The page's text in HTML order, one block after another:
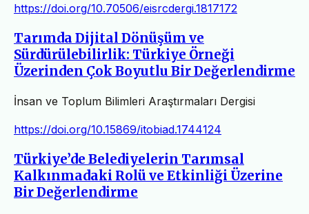
https://doi.org/10.70506/eisrcdergi.1817172
Tarımda Dijital Dönüşüm ve
Sürdürülebilirlik: Türkiye Örneği
Üzerinden Çok Boyutlu Bir Değerlendirme
İnsan ve Toplum Bilimleri Araştırmaları Dergisi
https://doi.org/10.15869/itobiad.1744124
Türkiye’de Belediyelerin Tarımsal
Kalkınmadaki Rolü ve Etkinliği Üzerine
Bir Değerlendirme